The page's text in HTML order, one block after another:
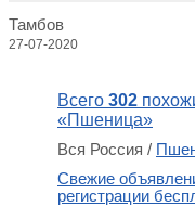
Тамбов
27-07-2020
Всего 302
«Пшеница»
Вся Россия /
Свежие
регистрации